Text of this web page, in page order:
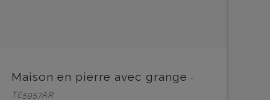
Maison en pierre avec grange -
TE5957AR